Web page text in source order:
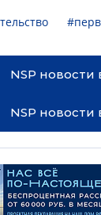
NSP новости
NSP новости